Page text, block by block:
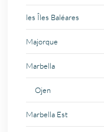
les Îles Baléares
Majorque
Marbella
Ojen
Marbella Est